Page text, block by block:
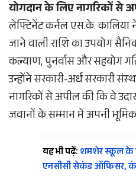
योगदान के लिए नागरिकों से
लेफ्टिनेंट कर्नल एस.के. कालिया
जाने वाली राशि का उपयोग
कल्याण, पुनर्वास और सहयोग
उन्होंने सरकारी-अर्ध सरकारी
नागरिकों से अपील की कि वे
जवानों के सम्मान में अपनी
यह भी पढ़ें: शमशेर स्कूल के
एनसीसी सेकंड ऑफिसर,